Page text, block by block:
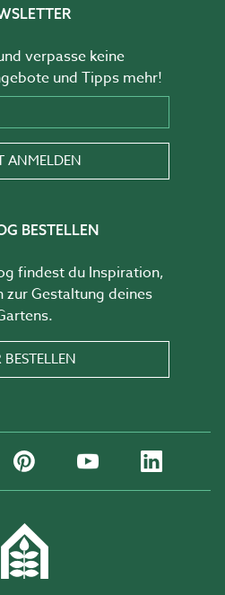
verpasse keine
und Tipps mehr!
ANMELDEN
BESTELLEN
findest du Inspiration,
zur Gestaltung deines
BESTELLEN